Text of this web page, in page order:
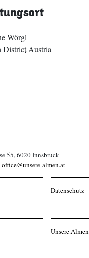
Wörgl
District Austria
55, 6020 Innsbruck
office@unsere-almen.at
Datenschutz
Unsere.Almen